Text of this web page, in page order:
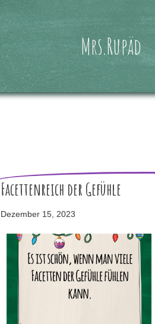
Mrs.Rupäd
Facettenreich der Gefühle
Dezember 15, 2023